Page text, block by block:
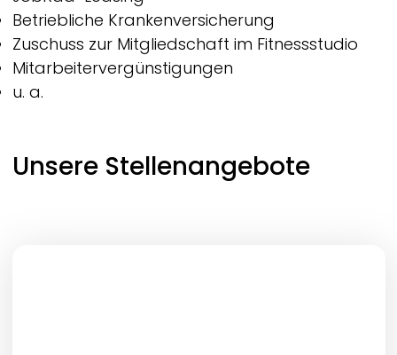
Betriebliche Krankenversicherung
Zuschuss zur Mitgliedschaft im Fitnessstudio
Mitarbeitervergünstigungen
u. a.
Unsere Stellenangebote